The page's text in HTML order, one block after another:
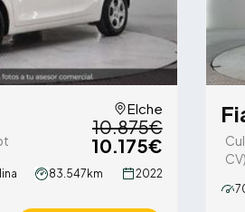
Elche
10.875€
10.175€
83.547km 2022
CV)